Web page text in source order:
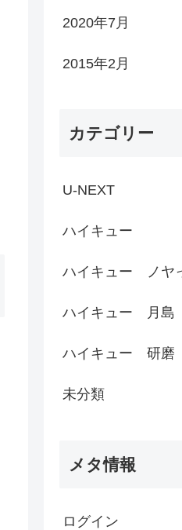
2020年7月
2015年2月
カテゴリー
U-NEXT
ハイキュー
ハイキュー ノヤ
ハイキュー 月島
ハイキュー 研磨
未分類
メタ情報
ログイン